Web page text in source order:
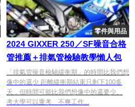
零件與用品
2024 GIXXER 250／SF噪音合格
管推薦＋排氣管檢驗教學懶人包
「排氣管噪音檢驗緩衝期」的時間比我們想
像中的還少 距離緩衝期結束只剩下100多
天，但時間可能比我們想像中的還要少。
考大學可以重考、不爽工作...